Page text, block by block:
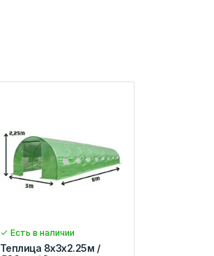
Есть в наличии
Теплица 8x3x2.25м /